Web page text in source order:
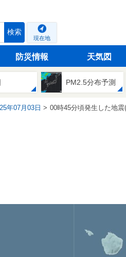
検索
現在地
防災情報 天気図
PM2.5分布予測
年07月03日 00時45分頃発生した地